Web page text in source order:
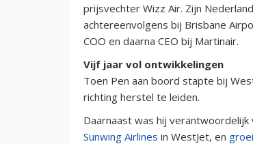
prijsvechter Wizz Air. Zijn
achtereenvolgens bij Brisbane
COO en daarna CEO bij Martinair.
Vijf jaar vol ontwikkelingen
Toen Pen aan boord stapte bij
richting herstel te leiden.
Daarnaast was hij
Sunwing Airlines in WestJet, en